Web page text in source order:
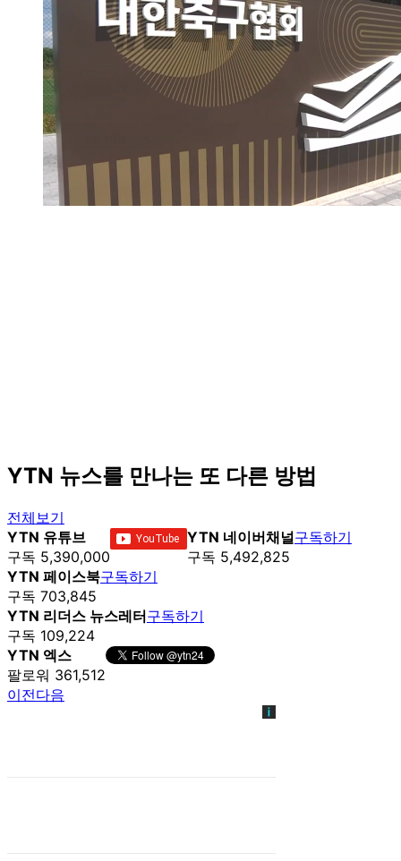
YTN 뉴스를 만나는 또 다른 방법
전체보기
YTN 유튜브
구독 5,390,000
YTN 네이버채널
구독 5,492,825
구독하기
YTN 페이스북
구독 703,845
구독하기
YTN 리더스 뉴스레터
구독 109,224
구독하기
YTN 엑스
팔로워 361,512
이전다음